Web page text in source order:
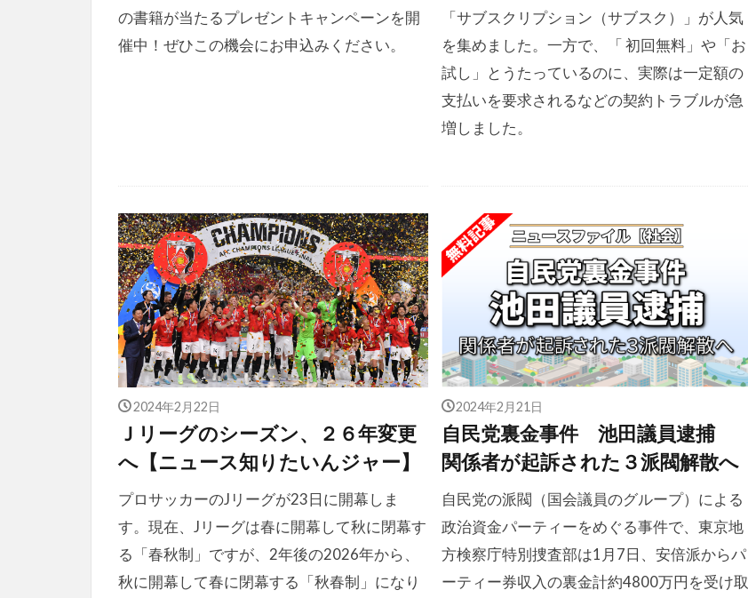
の書籍が当たるプレゼントキャンペーンを開
催中！ぜひこの機会にお申込みください。
「サブスクリプション（サブスク）」が人気
を集めました。一方で、「 初回無料」や「お
試し」とうたっているのに、実際は一定額の
支払いを要求されるなどの契約トラブルが急
増しました。
2024年2月22日
Ｊリーグのシーズン、２６年変更
へ【ニュース知りたいんジャー】
プロサッカーのJリーグが23日に開幕しま
す。現在、Jリーグは春に開幕して秋に閉幕す
る「春秋制」ですが、2年後の2026年から、
秋に開幕して春に閉幕する「秋春制」になり
2024年2月21日
自民党裏金事件 池田議員逮捕
関係者が起訴された３派閥解散へ
自民党の派閥（国会議員のグループ）による
政治資金パーティーをめぐる事件で、東京地
方検察庁特別捜査部は1月7日、安倍派からパ
ーティー券収入の裏金計約4800万円を受け取